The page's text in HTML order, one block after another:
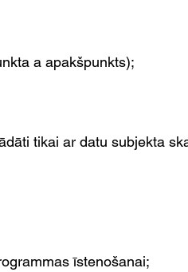
a apakšpunkts);
tikai ar datu subjekta
īstenošanai;